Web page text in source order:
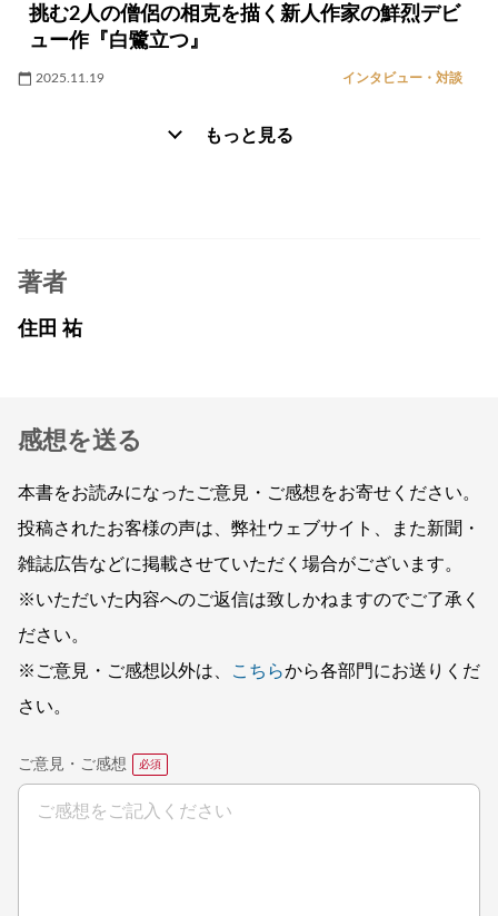
挑む2人の僧侶の相克を描く新人作家の鮮烈デビ
ュー作『白鷺立つ』
2025.11.19 インタビュー・対談
もっと見る
著者
住田 祐
感想を送る
本書をお読みになったご意見・ご感想をお寄せください。
投稿されたお客様の声は、弊社ウェブサイト、また新聞・
雑誌広告などに掲載させていただく場合がございます。
※いただいた内容へのご返信は致しかねますのでご了承く
ださい。
※ご意見・ご感想以外は、
こちらから各部門にお送りくだ
さい。
ご意見・ご感想